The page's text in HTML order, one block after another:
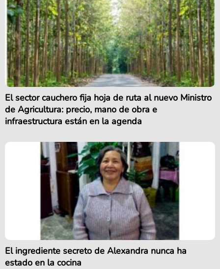
El sector cauchero fija hoja de ruta al nuevo Ministro
de Agricultura: precio, mano de obra e
infraestructura están en la agenda
El ingrediente secreto de Alexandra nunca ha
estado en la cocina